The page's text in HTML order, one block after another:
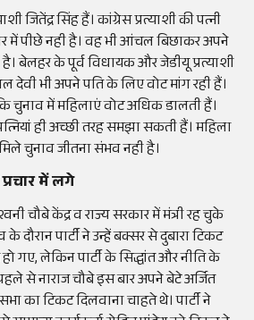
जितेंद्र सिंह हैं। कांग्रेस प्रत्याशी की पत्नी
में पीछे नही है। वह भी आंचल बिछाकर अपने
बेलहर के पूर्व विधायक और जेडीयू प्रत्याशी
देवी भी अपने पति के लिए वोट मांग रही हैं।
चुनाव में महिलाएं वोट अधिक डालती हैं।
ही अच्छी तरह समझा सकती हैं। महिला
चुनाव जीतना संभव नही है।
में लगे
चौबे केंद्र व राज्य सरकार में मंत्री रह चुके
पार्टी ने उन्हें बक्सर से दुबारा टिकट
गए, लेकिन पार्टी के सिद्धांत और नीति के
से नाराज चौबे इस बार अपने बेटे अर्जित
का टिकट दिलवाना चाहते थे। पार्टी ने